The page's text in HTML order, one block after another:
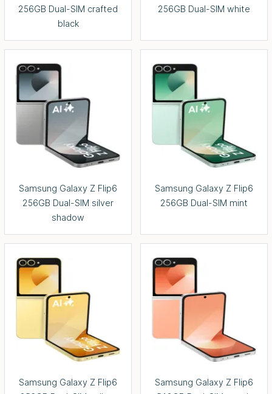
256GB Dual-SIM crafted
black
256GB Dual-SIM white
Samsung Galaxy Z Flip6
256GB Dual-SIM silver
shadow
Samsung Galaxy Z Flip6
256GB Dual-SIM mint
Samsung Galaxy Z Flip6
Samsung Galaxy Z Flip6